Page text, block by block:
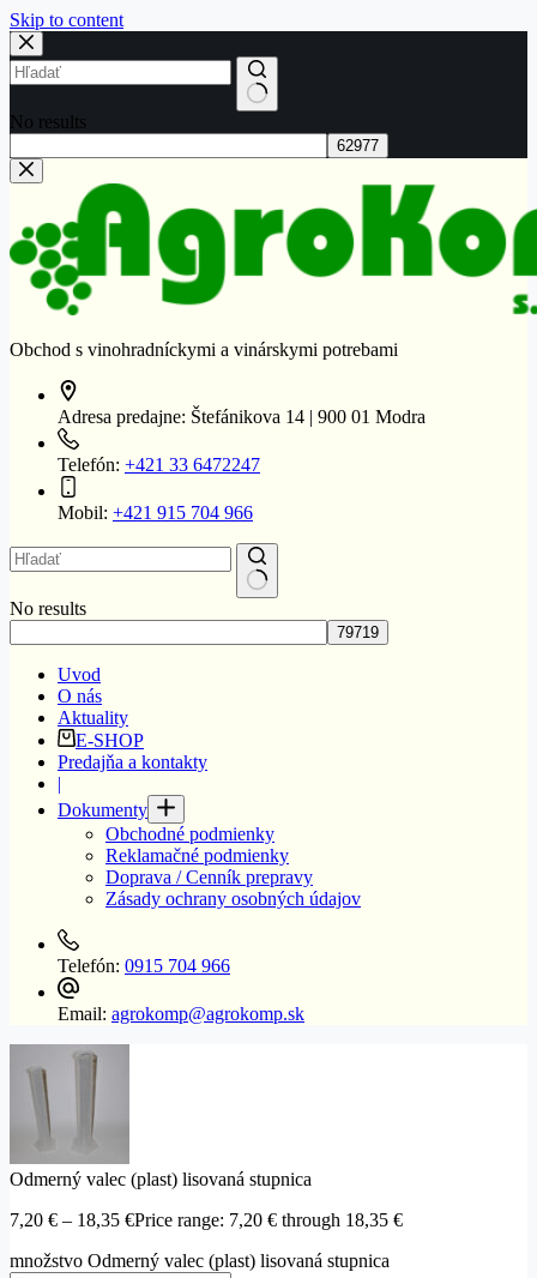
Skip to content
No results
Obchod s vinohradníckymi a vinárskymi potrebami
Adresa predajne: Štefánikova 14 | 900 01 Modra
Telefón: +421 33 6472247
Mobil: +421 915 704 966
No results
Uvod
O nás
Aktuality
E-SHOP
Predajňa a kontakty
|
Dokumenty
Obchodné podmienky
Reklamačné podmienky
Doprava / Cenník prepravy
Zásady ochrany osobných údajov
Telefón: 0915 704 966
Email: agrokomp@agrokomp.sk
Odmerný valec (plast) lisovaná stupnica
7,20 € – 18,35 €Price range: 7,20 € through 18,35 €
množstvo Odmerný valec (plast) lisovaná stupnica